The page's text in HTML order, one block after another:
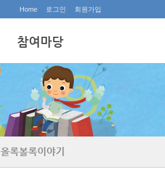
Home 로그인 회원가입
참여마당
행사갤러리
홍보동영상
묻고답하기
올록볼록이야기